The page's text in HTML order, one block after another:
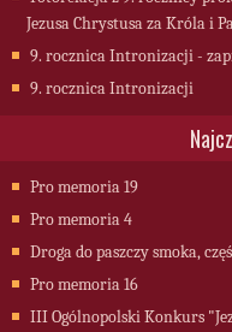
Jezusa Chrystusa za Króla i
9. rocznica Intronizacji -
9. rocznica Intronizacji
Pro memoria 19
Pro memoria 4
Droga do paszczy smoka,
Pro memoria 16
III Ogólnopolski Konkurs